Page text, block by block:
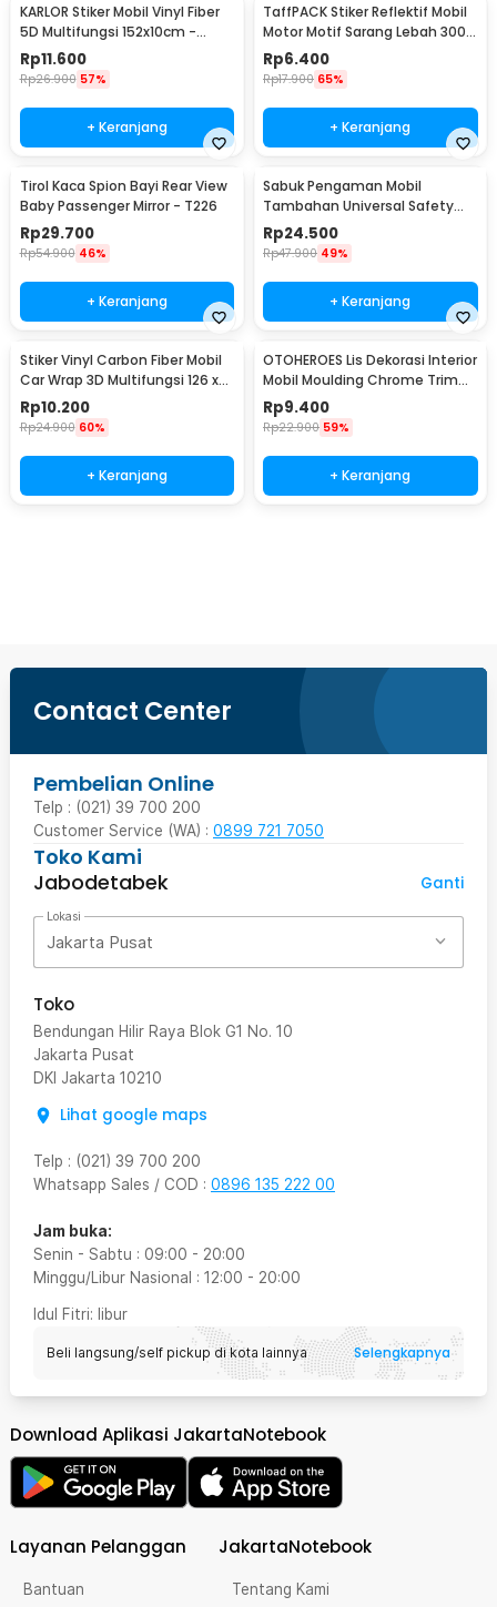
KARLOR Stiker Mobil Vinyl Fiber
5D Multifungsi 152x10cm -
TAA749
Rp11.600
Rp26.900 57%
+ Keranjang
TaffPACK Stiker Reflektif Mobil
Motor Motif Sarang Lebah 300 x
5 CM - ZA5800
Rp6.400
Rp17.900 65%
+ Keranjang
Tirol Kaca Spion Bayi Rear View
Baby Passenger Mirror - T226
Rp29.700
Rp54.900 46%
+ Keranjang
Sabuk Pengaman Mobil
Tambahan Universal Safety
Belt Extender - 2104
Rp24.500
Rp47.900 49%
+ Keranjang
Stiker Vinyl Carbon Fiber Mobil
Car Wrap 3D Multifungsi 126 x
30 cm
Rp10.200
Rp24.900 60%
+ Keranjang
OTOHEROES Lis Dekorasi Interior
Mobil Moulding Chrome Trim
Strip 4M - C3578
Rp9.400
Rp22.900 59%
+ Keranjang
Contact Center
Pembelian Online
Telp : (021) 39 700 200
Customer Service (WA) : 0899 721 7050
Toko Kami
Jabodetabek
Ganti
Lokasi
Jakarta Pusat
Toko
Bendungan Hilir Raya Blok G1 No. 10
Jakarta Pusat
DKI Jakarta 10210
Lihat google maps
Telp : (021) 39 700 200
Whatsapp Sales / COD : 0896 135 222 00
Jam buka:
Senin - Sabtu : 09:00 - 20:00
Minggu/Libur Nasional : 12:00 - 20:00
Idul Fitri: libur
Beli langsung/self pickup di kota lainnya Selengkapnya
Download Aplikasi JakartaNotebook
Layanan Pelanggan
Bantuan
JakartaNotebook
Tentang Kami